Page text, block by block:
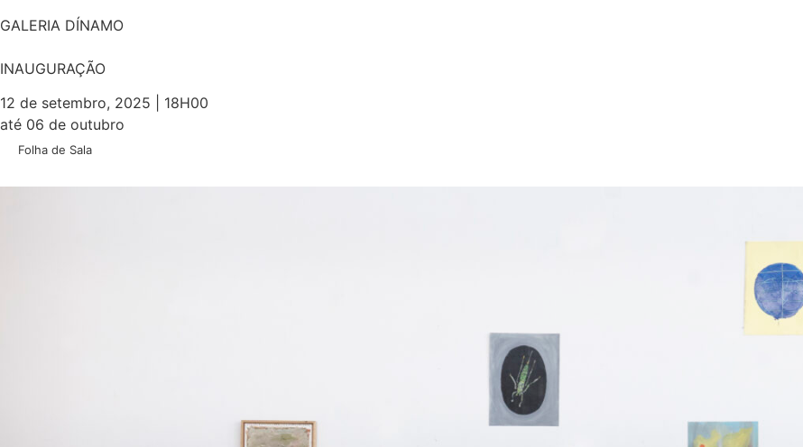
GALERIA DÍNAMO
INAUGURAÇÃO
12 de setembro, 2025 | 18H00
até 06 de outubro
Folha de Sala